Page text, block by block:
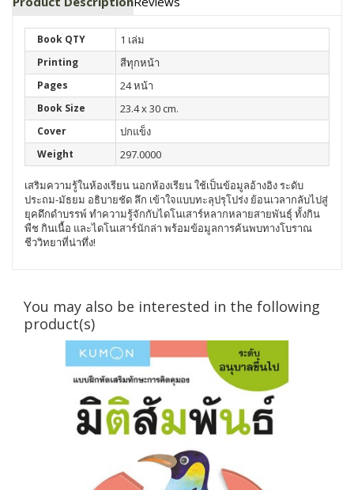
Book QTY 1 เล่ม
Printing สีทุกหน้า
Pages 24 หน้า
Book Size 23.4 x 30 cm.
Cover ปกแข็ง
Weight 297.0000
เสริมความรู้ในห้องเรียน นอกห้องเรียน ใช้เป็นข้อมูลอ้างอิง ระดับ
ประถม-มัธยม อธิบายชัด ลึก เข้าใจแบบทะลุปรุโปร่ง ย้อนเวลากลับไปสู่
ยุคดึกดำบรรพ์ ทำความรู้จักกับไดโนเสาร์หลากหลายสายพันธุ์ ทั้งกิน
พืช กินเนื้อ และไดโนเสาร์นักล่า พร้อมข้อมูลการค้นพบทางโบราณ
ชีววิทยาที่น่าทึ่ง!
You may also be interested in the following
product(s)